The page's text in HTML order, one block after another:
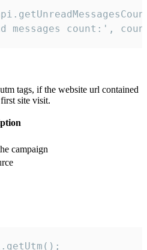
messages count:',
tags, if the website url contained
site visit.
campaign